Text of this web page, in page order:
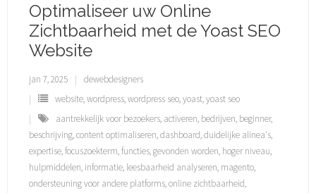
Optimaliseer uw Online
Zichtbaarheid met de Yoast SEO
Website
jan 7, 2025
dewebdesigners
website,wordpress,wordpress seo,yoast,yoast seo
aantrekkelijk voor bezoekers, activeren, bedrijven, beginner,
beschrijving,content optimaliseren,dashboard,duidelijke alinea's,
expertise,focuszoekterm,functies,gevonden worden, hoger niveau,
hulpmiddelen, informatie, leesbaarheid analyseren, magento,
ondersteuning voor andere platforms,online zichtbaarheid,